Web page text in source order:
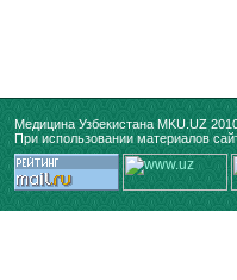
Медицина Узбекистана MKU.UZ
При использовании материалов